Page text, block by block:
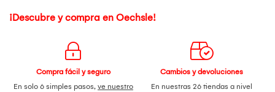
¡Descubre y compra en Oechsle!
Compra fácil y seguro
En solo 6 simples pasos, ve nuestro
Cambios y devoluciones
En nuestras 26 tiendas a nivel